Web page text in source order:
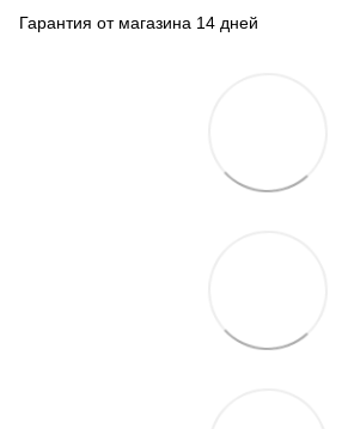
Гарантия от магазина 14 дней